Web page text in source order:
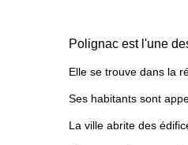
Polignac est l'une
Elle se trouve dans la
Ses habitants sont
La ville abrite des